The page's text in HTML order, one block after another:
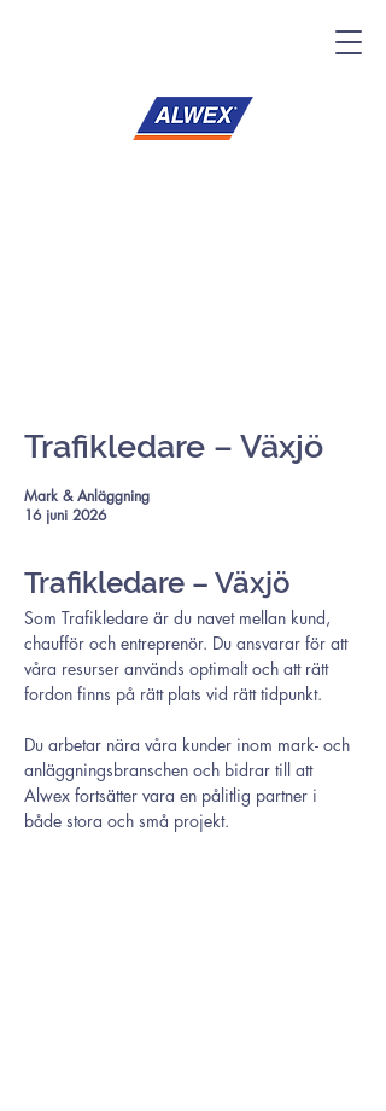
Trafikledare – Växjö
Mark & Anläggning
16 juni 2026
Trafikledare – Växjö
Som Trafikledare är du navet mellan kund,
chaufför och entreprenör. Du ansvarar för att
våra resurser används optimalt och att rätt
fordon finns på rätt plats vid rätt tidpunkt.
Du arbetar nära våra kunder inom mark- och
anläggningsbranschen och bidrar till att
Alwex fortsätter vara en pålitlig partner i
både stora och små projekt.